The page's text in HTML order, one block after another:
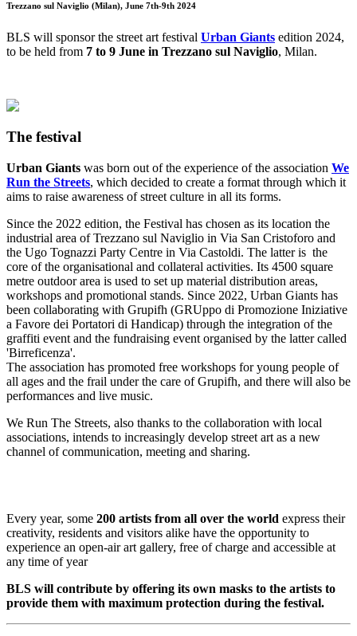
Trezzano sul Naviglio (Milan), June 7th-9th 2024
BLS will sponsor the street art festival Urban Giants edition 2024,
to be held from 7 to 9 June in Trezzano sul Naviglio, Milan.
The festival
Urban Giants was born out of the experience of the association We
Run the Streets, which decided to create a format through which it
aims to raise awareness of street culture in all its forms.
Since the 2022 edition, the Festival has chosen as its location the
industrial area of Trezzano sul Naviglio in Via San Cristoforo and
the Ugo Tognazzi Party Centre in Via Castoldi. The latter is the
core of the organisational and collateral activities. Its 4500 square
metre outdoor area is used to set up material distribution areas,
workshops and promotional stands. Since 2022, Urban Giants has
been collaborating with Grupifh (GRUppo di Promozione Iniziative
a Favore dei Portatori di Handicap) through the integration of the
graffiti event and the fundraising event organised by the latter called
'Birreficenza'.
The association has promoted free workshops for young people of
all ages and the frail under the care of Grupifh, and there will also be
performances and live music.
We Run The Streets, also thanks to the collaboration with local
associations, intends to increasingly develop street art as a new
channel of communication, meeting and sharing.
Every year, some 200 artists from all over the world express their
creativity, residents and visitors alike have the opportunity to
experience an open-air art gallery, free of charge and accessible at
any time of year
BLS will contribute by offering its own masks to the artists to
provide them with maximum protection during the festival.